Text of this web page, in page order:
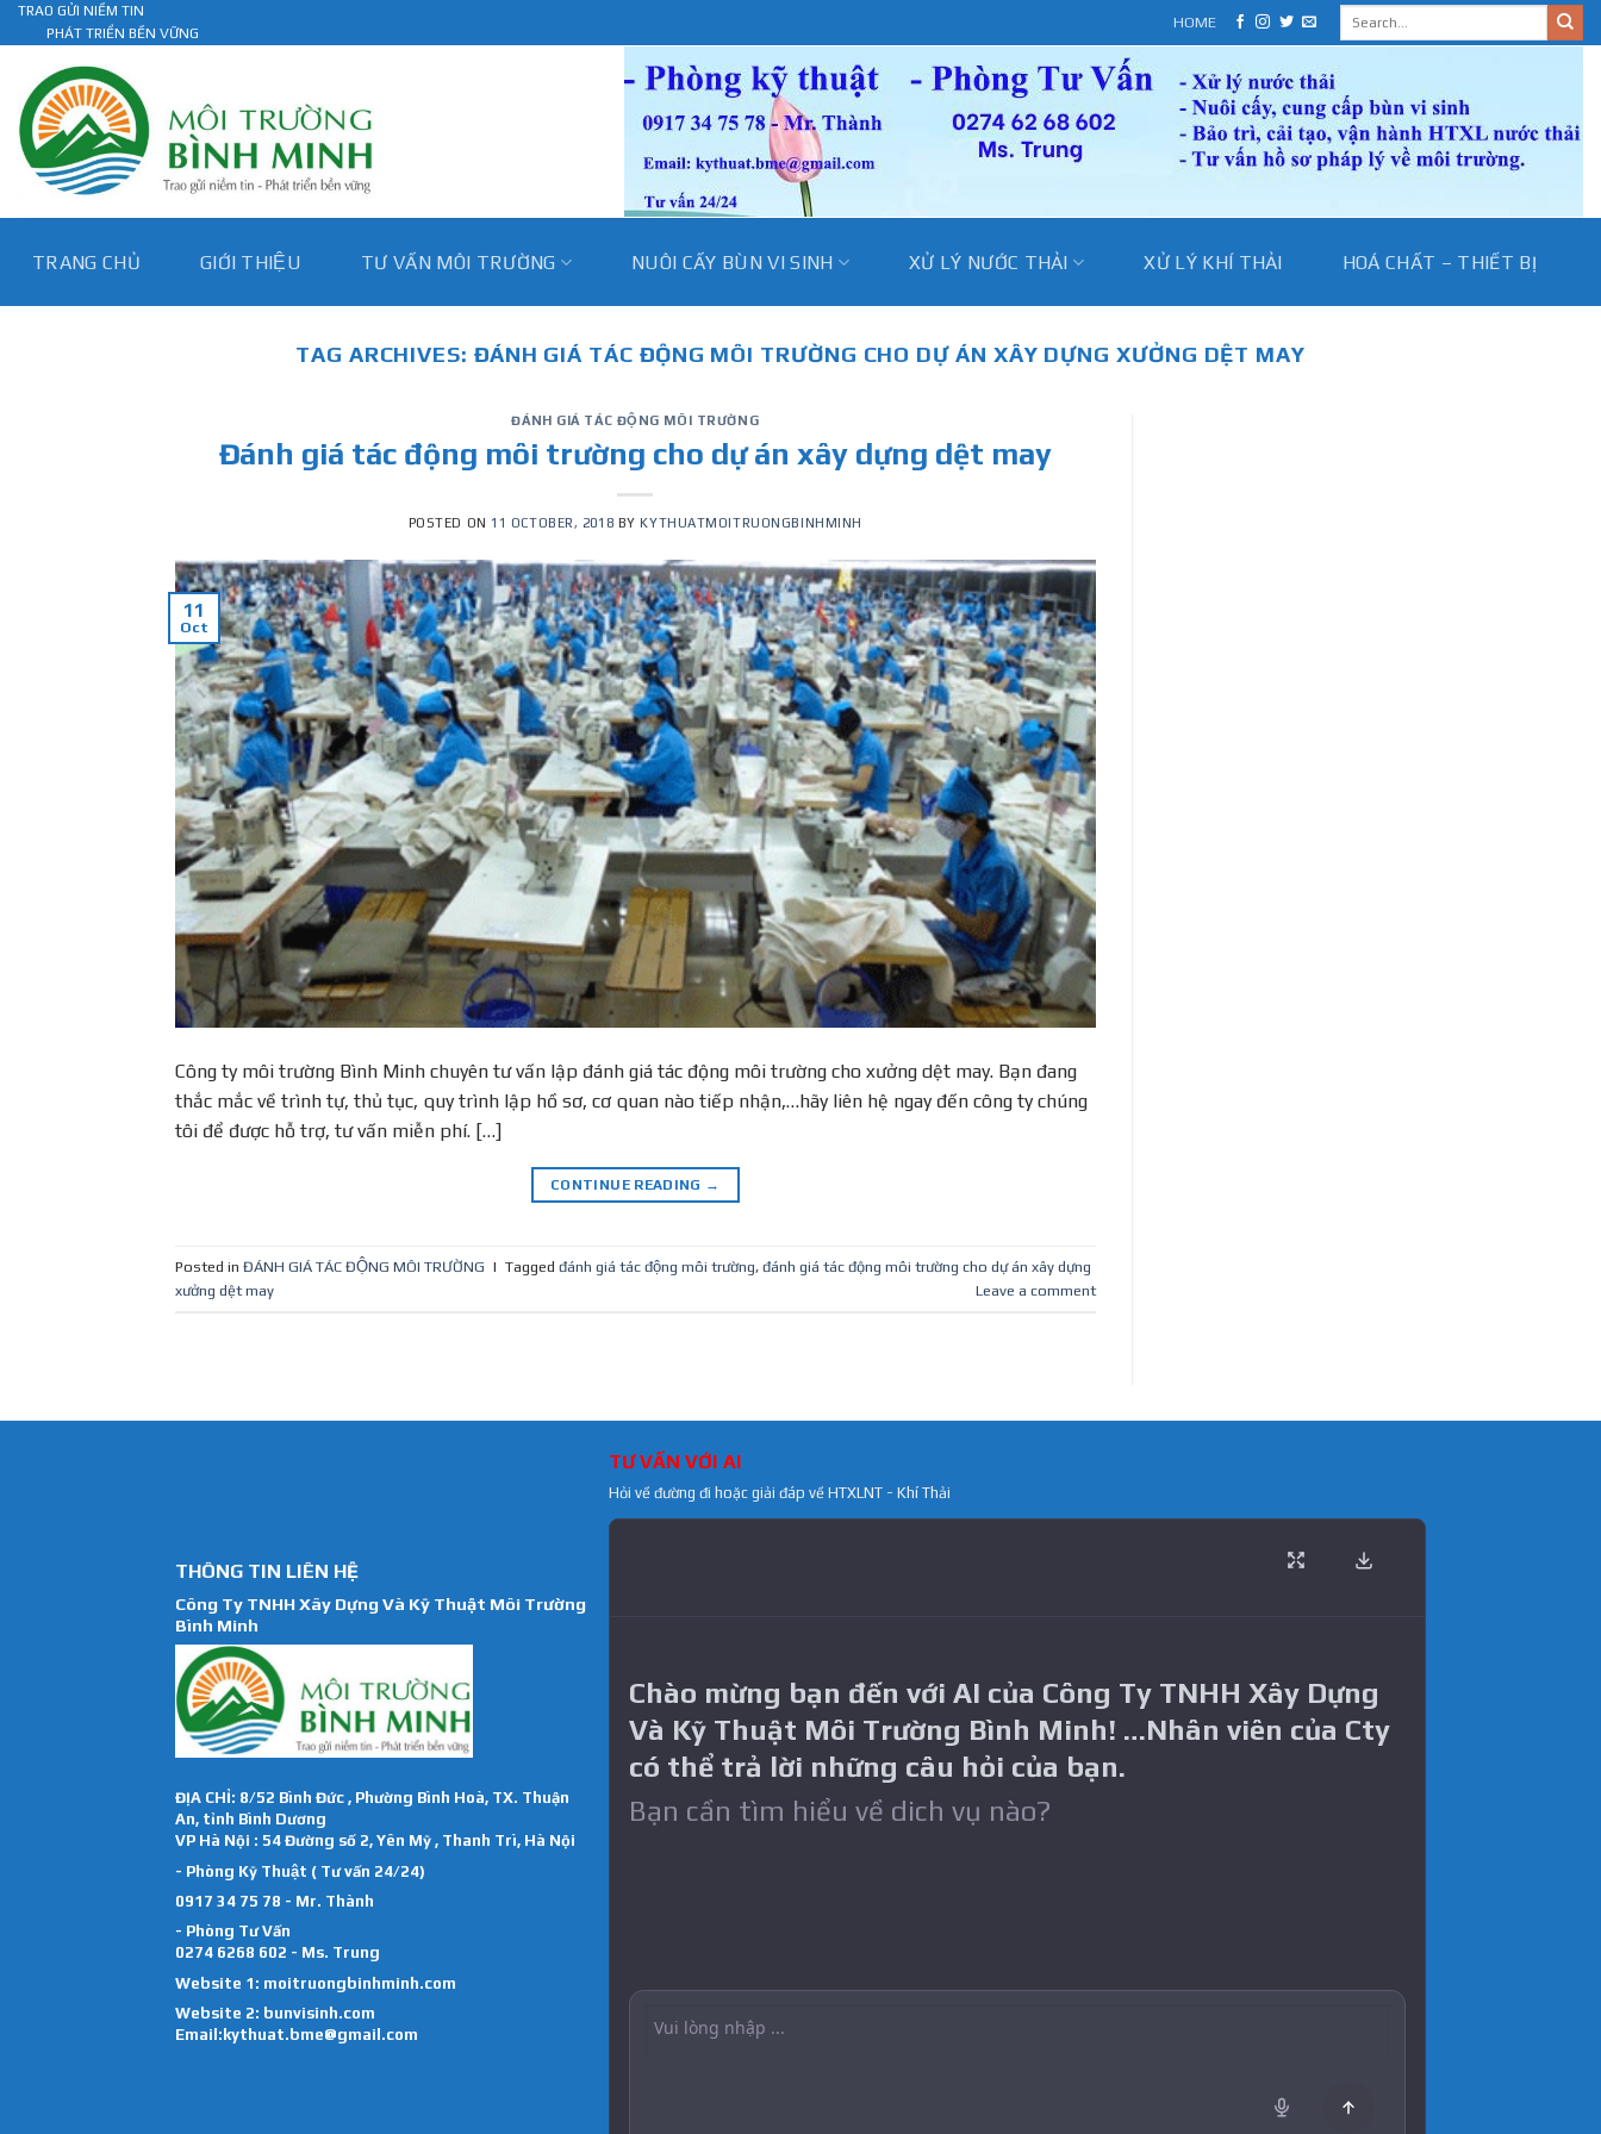
Skip
to
content
TRAO GỬI NIỀM TIN
PHÁT TRIỂN BỀN VỮNG
HOME
TRANG CHỦ GIỚI THIỆU TƯ VẤN MÔI TRƯỜNG NUÔI CẤY BÙN VI SINH XỬ LÝ NƯỚC THẢI XỬ LÝ KHÍ THẢI HOÁ CHẤT – THIẾT BỊ
TAG ARCHIVES: ĐÁNH GIÁ TÁC ĐỘNG MÔI TRƯỜNG CHO DỰ ÁN XÂY DỰNG XƯỞNG DỆT MAY
ĐÁNH GIÁ TÁC ĐỘNG MÔI TRƯỜNG
Đánh giá tác động môi trường cho dự án xây dựng dệt may
POSTED ON 11 OCTOBER, 2018 BY KYTHUATMOITRUONGBINHMINH
11
Oct
Công ty môi trường Bình Minh chuyên tư vấn lập đánh giá tác động môi trường cho xưởng dệt may. Bạn đang
thắc mắc về trình tự, thủ tục, quy trình lập hồ sơ, cơ quan nào tiếp nhận,…hãy liên hệ ngay đến công ty chúng
tôi để được hỗ trợ, tư vấn miễn phí. […]
CONTINUE READING →
Posted in ĐÁNH GIÁ TÁC ĐỘNG MÔI TRƯỜNG | Tagged đánh giá tác động môi trường, đánh giá tác động môi trường cho dự án xây dựng
xưởng dệt may
Leave a comment
THÔNG TIN LIÊN HỆ
Công Ty TNHH Xây Dựng Và Kỹ Thuật Môi Trường
Bình Minh
ĐỊA CHỈ: 8/52 Bình Đức , Phường Bình Hoà, TX. Thuận
An, tỉnh Bình Dương
VP Hà Nội : 54 Đường số 2, Yên Mỹ , Thanh Trì, Hà Nội
- Phòng Kỹ Thuật ( Tư vấn 24/24)
0917 34 75 78 - Mr. Thành
- Phòng Tư Vấn
0274 6268 602 - Ms. Trung
Website 1: moitruongbinhminh.com
Website 2: bunvisinh.com
Email:kythuat.bme@gmail.com
TƯ VẤN VỚI AI
Hỏi về đường đi hoặc giải đáp về HTXLNT - Khí Thải
Chào mừng bạn đến với AI của Công Ty TNHH Xây Dựng
Và Kỹ Thuật Môi Trường Bình Minh! …Nhân viên của Cty
có thể trả lời những câu hỏi của bạn.
Bạn cần tìm hiểu về dich vụ nào?